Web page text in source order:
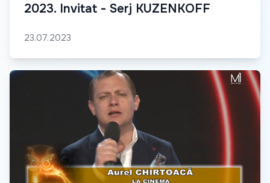
2023. Invitat - Serj KUZENKOFF
23.07.2023